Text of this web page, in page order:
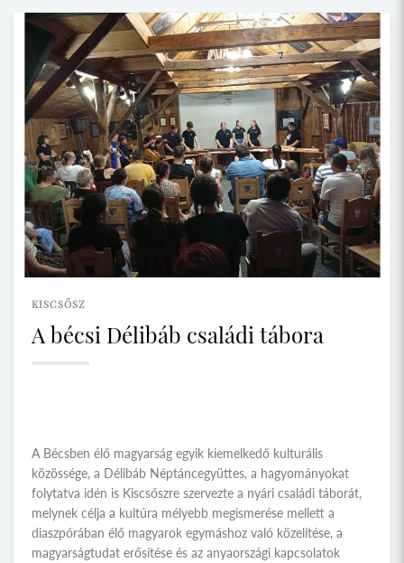
KISCSŐSZ
A bécsi Délibáb családi tábora
A Bécsben élő magyarság egyik kiemelkedő kulturális
közössége, a Délibáb Néptáncegyüttes, a hagyományokat
folytatva idén is Kiscsőszre szervezte a nyári családi táborát,
melynek célja a kultúra mélyebb megismerése mellett a
diaszpórában élő magyarok egymáshoz való közelítése, a
magyarságtudat erősítése és az anyaországi kapcsolatok